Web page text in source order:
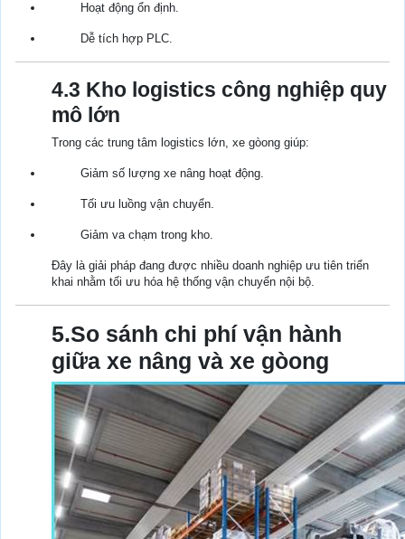
Hoạt động ổn định.
Dễ tích hợp PLC.
4.3 Kho logistics công nghiệp quy
mô lớn
Trong các trung tâm logistics lớn, xe gòong giúp:
Giảm số lượng xe nâng hoạt động.
Tối ưu luồng vận chuyển.
Giảm va chạm trong kho.
Đây là giải pháp đang được nhiều doanh nghiệp ưu tiên triển
khai nhằm tối ưu hóa hệ thống vận chuyển nội bộ.
5.So sánh chi phí vận hành
giữa xe nâng và xe gòong